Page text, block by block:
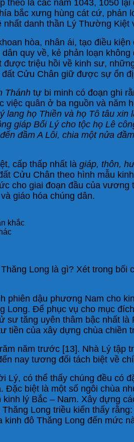
là các năm 1043, 1050
bắc xưng hùng cát cứ, phản
danh thần Lý Thường
hòa, nhân ái, tạo điều
quy về, kẻ phản loạn
triệu hồi về kinh sư,
Cửu Chân giữ được sự ổn
Thánh tự bi minh có đoạn ghi
quân ở ba nguồn và năm
lang họ Thiền và họ Tô tâu
giáp Bối Lý cho tộc họ Lê
đầm A Lôi, chia một nửa
cấp thấp nhất là giáp, thôn,
Cửu Chân theo hình mẫu
cho giai đoạn đầu của
giáo hóa chúng dân.
khắc
Long là gì? Xét trong
dậu phương Nam cho
Để phục vụ cho mục
tăng uyên thâm bậc nhất
tiền của xây dựng chùa chiền
năm trước [13]. Nhà Lý tập
nay tương đối tách biệt về
có thể thấy chúng đều có
biệt là một số ngôi chùa
lý Bắc – Nam. Xây dựng
Long triều kiến thấy
đô Thăng Long đến mức